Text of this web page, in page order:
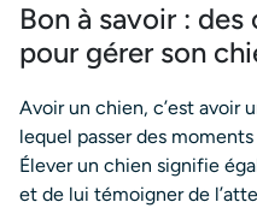
Bon à savoir :
pour gérer son
Avoir un chien, c’est avoir
lequel passer des
Élever un chien signifie
et de lui témoigner de